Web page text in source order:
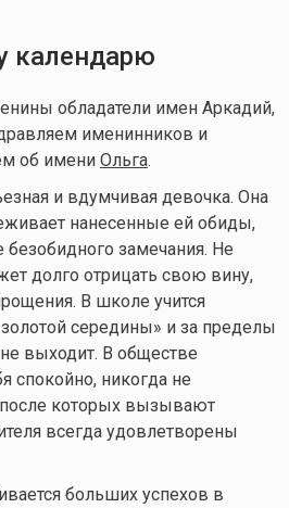
календарю
обладатели имен Аркадий,
именинников и
об имени Ольга.
и вдумчивая девочка. Она
нанесенные ей обиды,
безобидного замечания. Не
долго отрицать свою вину,
В школе учится
середины» и за пределы
выходит. В обществе
спокойно, никогда не
которых вызывают
всегда удовлетворены
больших успехов в